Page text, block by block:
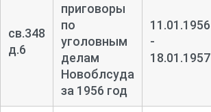
св.348
д.6
приговоры
по
уголовным
делам
Новоблсуда
за 1956 год
11.01.1956
-
18.01.1957